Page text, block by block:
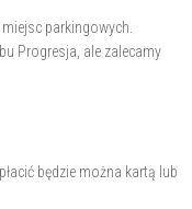
parkingowych.
Progresja, ale zalecamy
będzie można kartą lub